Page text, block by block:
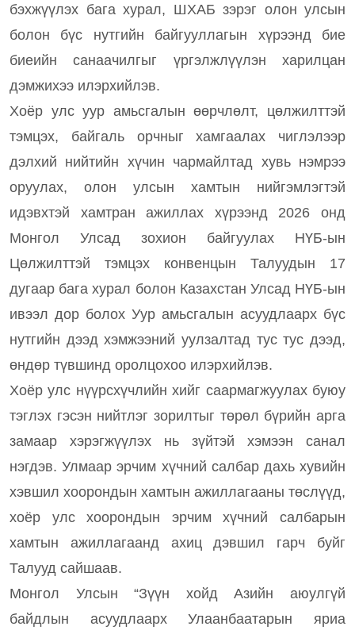
бэхжүүлэх бага хурал, ШХАБ зэрэг олон улсын
болон бүс нутгийн байгууллагын хүрээнд бие
биеийн санаачилгыг үргэлжлүүлэн харилцан
дэмжихээ илэрхийлэв.
Хоёр улс уур амьсгалын өөрчлөлт, цөлжилттэй
тэмцэх, байгаль орчныг хамгаалах чиглэлээр
дэлхий нийтийн хүчин чармайлтад хувь нэмрээ
оруулах, олон улсын хамтын нийгэмлэгтэй
идэвхтэй хамтран ажиллах хүрээнд 2026 онд
Монгол Улсад зохион байгуулах НҮБ-ын
Цөлжилттэй тэмцэх конвенцын Талуудын 17
дугаар бага хурал болон Казахстан Улсад НҮБ-ын
ивээл дор болох Уур амьсгалын асуудлаарх бүс
нутгийн дээд хэмжээний уулзалтад тус тус дээд,
өндөр түвшинд оролцохоо илэрхийлэв.
Хоёр улс нүүрсхүчлийн хийг саармагжуулах буюу
тэглэх гэсэн нийтлэг зорилтыг төрөл бүрийн арга
замаар хэрэгжүүлэх нь зүйтэй хэмээн санал
нэгдэв. Улмаар эрчим хүчний салбар дахь хувийн
хэвшил хоорондын хамтын ажиллагааны төслүүд,
хоёр улс хоорондын эрчим хүчний салбарын
хамтын ажиллагаанд ахиц дэвшил гарч буйг
Талууд сайшаав.
Монгол Улсын “Зүүн хойд Азийн аюулгүй
байдлын асуудлаарх Улаанбаатарын яриа